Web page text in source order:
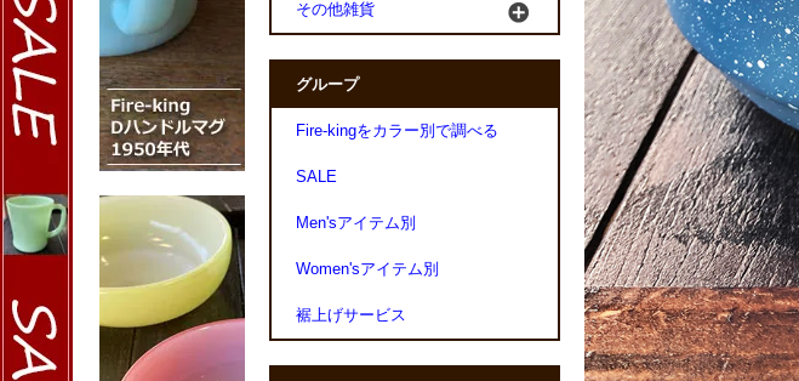
その他雑貨
グループ
Fire-kingをカラー別で調べる
SALE
Men'sアイテム別
Women'sアイテム別
裾上げサービス